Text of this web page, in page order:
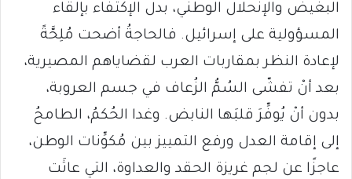
البغيض والإنحلال الوطني، بدل الإكتفاء بإلقاء
المسؤولية على إسرائيل. فالحاجةُ أضحت مُلِحَّةً
لإعادة النظر بمقاربات العرب لقضاياهم المصيرية،
بعد أنْ تفشّى السُمُّ الزُعاف في جسم العروبة،
بدون أنْ يُوفِّرَ قلبَها النابض. وغدا الحُكمُ، الطامحُ
إلى إقامة العدل ورفع التمييز بين مُكوِّنات الوطن،
عاجزًا عن لجم غريزة الحقد والعداوة، التي عاثَت